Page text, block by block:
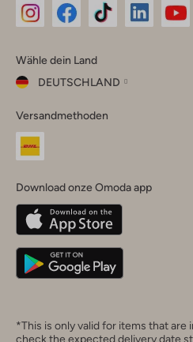
Instagram
Facebook
TikTok
Wähle dein Land
DEUTSCHLAND
dein
Land
Belgique(Français)
Deutschland
Versandmethoden
Download onze Omoda app
*This is only valid for items that are
check the expected delivery date